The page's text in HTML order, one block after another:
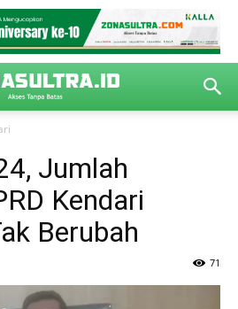
Jumlah
Kendari
Berubah
71